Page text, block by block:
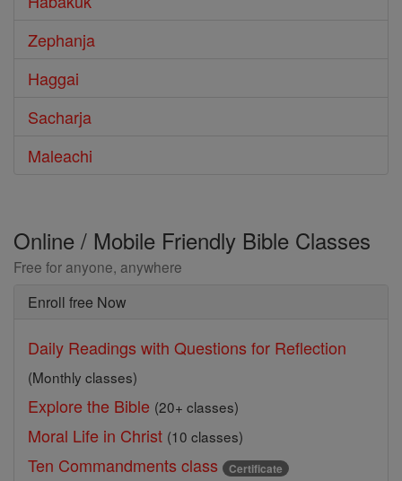
Zephanja
Haggai
Sacharja
Maleachi
Online / Mobile Friendly Bible Classes
Free for anyone, anywhere
Enroll free Now
Daily Readings with Questions for Reflection
(Monthly classes)
Explore the Bible (20+ classes)
Moral Life in Christ (10 classes)
Ten Commandments class Certificate